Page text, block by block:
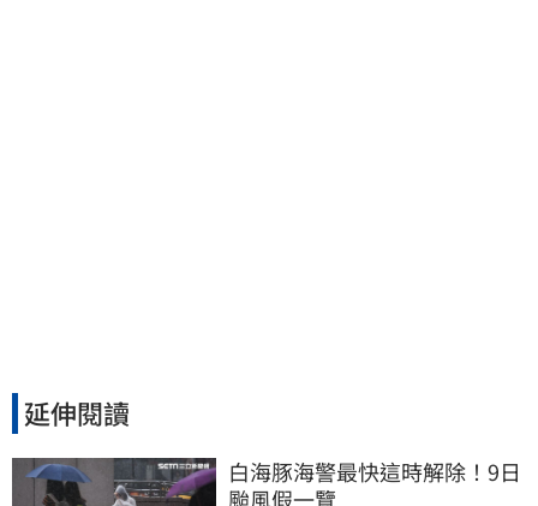
延伸閱讀
白海豚海警最快這時解除！9日
颱風假一覽